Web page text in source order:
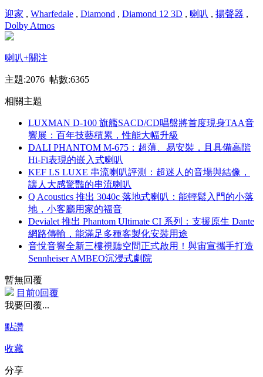
迎家 , Wharfedale , Diamond , Diamond 12 3D , 喇叭 , 揚聲器 ,
Dolby Atmos
喇叭+關注
主題:2076 帖數:6365
相關主題
LUXMAN D-100 旗艦SACD/CD唱盤將首度現身TAA音
響展：百年技藝積累，性能大幅升級
DALI PHANTOM M-675：超薄、易安裝，且具備高階
Hi-Fi表現的嵌入式喇叭
KEF LS LUXE 串流喇叭評測：超迷人的音場與結像，
讓人大感驚豔的串流喇叭
Q Acoustics 推出 3040c 落地式喇叭：能輕鬆入門的小落
地，小客廳用家的福音
Devialet 推出 Phantom Ultimate CI 系列：支援原生 Dante
網路傳輸，能滿足多種客製化安裝用途
音悅音響全新三樓視聽空間正式啟用！與宙宣攜手打造
Sennheiser AMBEO沉浸式劇院
暫無回覆
目前0回覆
我要回覆...
點讚
收藏
分享